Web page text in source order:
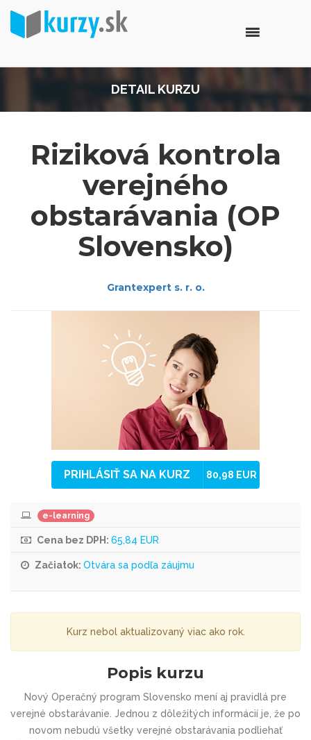
DETAIL KURZU
Riziková kontrola
verejného
obstarávania (OP
Slovensko)
Grantexpert s. r. o.
PRIHLÁSIŤ SA NA KURZ 80,98 EUR
e-learning
Cena bez DPH: 65,84 EUR
Začiatok: Otvára sa podľa záujmu
Kurz nebol aktualizovaný viac ako rok.
Popis kurzu
Nový Operačný program Slovensko mení aj pravidlá pre
verejné obstarávanie. Jednou z dôležitých informácií je, že po
novom nebudú všetky verejné obstarávania podliehať